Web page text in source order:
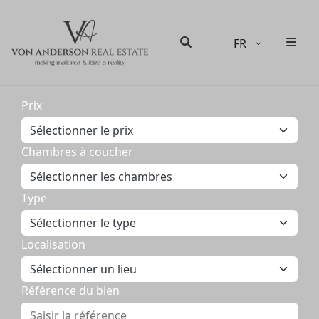
FR
Prix
Chambres à coucher
Type
Localisation
Référence du bien